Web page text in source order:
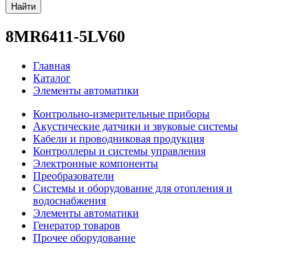
Найти
8MR6411-5LV60
Главная
Каталог
Элементы автоматики
Контрольно-измерительные приборы
Акустические датчики и звуковые системы
Кабели и проводниковая продукция
Контроллеры и системы управления
Электронные компоненты
Преобразователи
Системы и оборудование для отопления и
водоснабжения
Элементы автоматики
Генератор товаров
Прочее оборудование